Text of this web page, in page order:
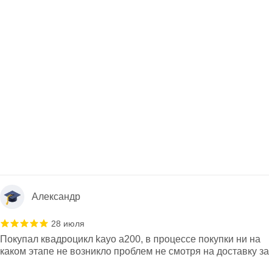
Александр
28 июля
Покупал квадроцикл kayo a200, в процессе покупки ни на
каком этапе не возникло проблем не смотря на доставку за